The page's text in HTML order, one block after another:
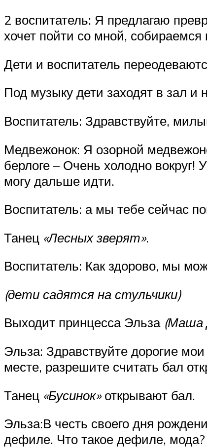
2 воспитатель: Я предлагаю
хочет пойти со мной, собираемся
Дети и воспитатель
Под музыку дети заходят в зал
Воспитатель: Здравствуйте,
Медвежонок: Я озорной
берлоге – Очень холодно
могу дальше идти.
Воспитатель: а мы тебе сейчас
Танец «Лесных зверят».
Воспитатель: Как здорово, мы
(дети садятся на стульчики)
Выходит принцесса Эльза (Маша
Эльза: Здравствуйте дорогие
месте, разрешите считать бал
Танец «Бусинок»открывают бал.
Эльза:В честь своего дня
дефиле. Что такое дефиле, мода?